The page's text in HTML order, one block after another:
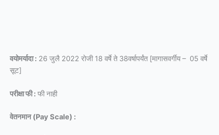
वयोमर्यादा : 26 जुलै 2022 रोजी 18 वर्षे ते 38वर्षापर्यंत [मागासवर्गीय – 05 वर्षे
सूट]
परीक्षा फी : फी नाही
वेतनमान (Pay Scale) :